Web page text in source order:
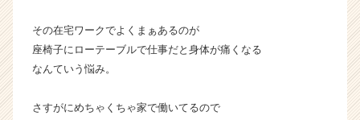
キ
ャ
（C
その在宅ワークでよくまぁあるのが
座椅子にローテーブルで仕事だと身体が痛くなる
なんていう悩み。
さすがにめちゃくちゃ家で働いてるので